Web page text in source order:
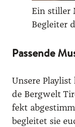
Ein stil­ler
Beglei­ter
Passende
Unse­re
de Berg­welt
fekt
beglei­tet sie